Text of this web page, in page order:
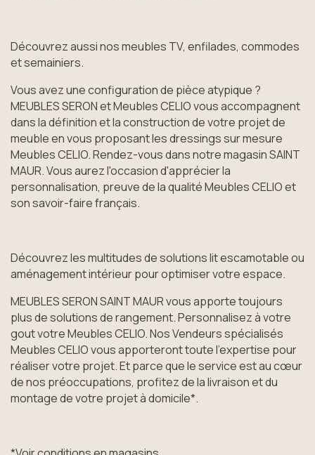
Découvrez aussi nos meubles TV, enfilades, commodes
et semainiers.
Vous avez une configuration de pièce atypique ?
MEUBLES SERON et Meubles CELIO vous accompagnent
dans la définition et la construction de votre projet de
meuble en vous proposant les dressings sur mesure
Meubles CELIO. Rendez-vous dans notre magasin SAINT
MAUR. Vous aurez l'occasion d'apprécier la
personnalisation, preuve de la qualité Meubles CELIO et
son savoir-faire français.
Découvrez les multitudes de solutions lit escamotable ou
aménagement intérieur pour optimiser votre espace.
MEUBLES SERON SAINT MAUR vous apporte toujours
plus de solutions de rangement. Personnalisez à votre
gout votre Meubles CELIO. Nos Vendeurs spécialisés
Meubles CELIO vous apporteront toute l’expertise pour
réaliser votre projet. Et parce que le service est au cœur
de nos préoccupations, profitez de la livraison et du
montage de votre projet à domicile*.